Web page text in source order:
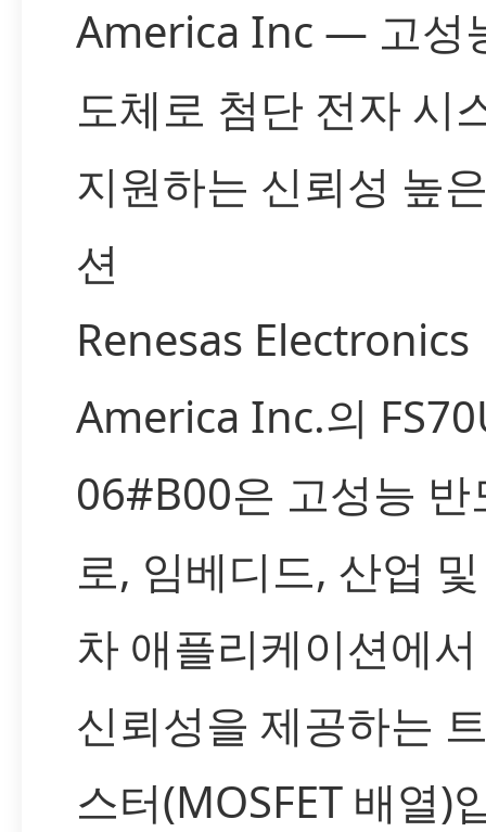
America Inc — 고성
도체로 첨단 전자 시
지원하는 신뢰성 높
션
Renesas Electronics
America Inc.의
06#B00은 고성능 반
로, 임베디드, 산업
차 애플리케이션에
신뢰성을 제공하는
스터(MOSFET 배열)